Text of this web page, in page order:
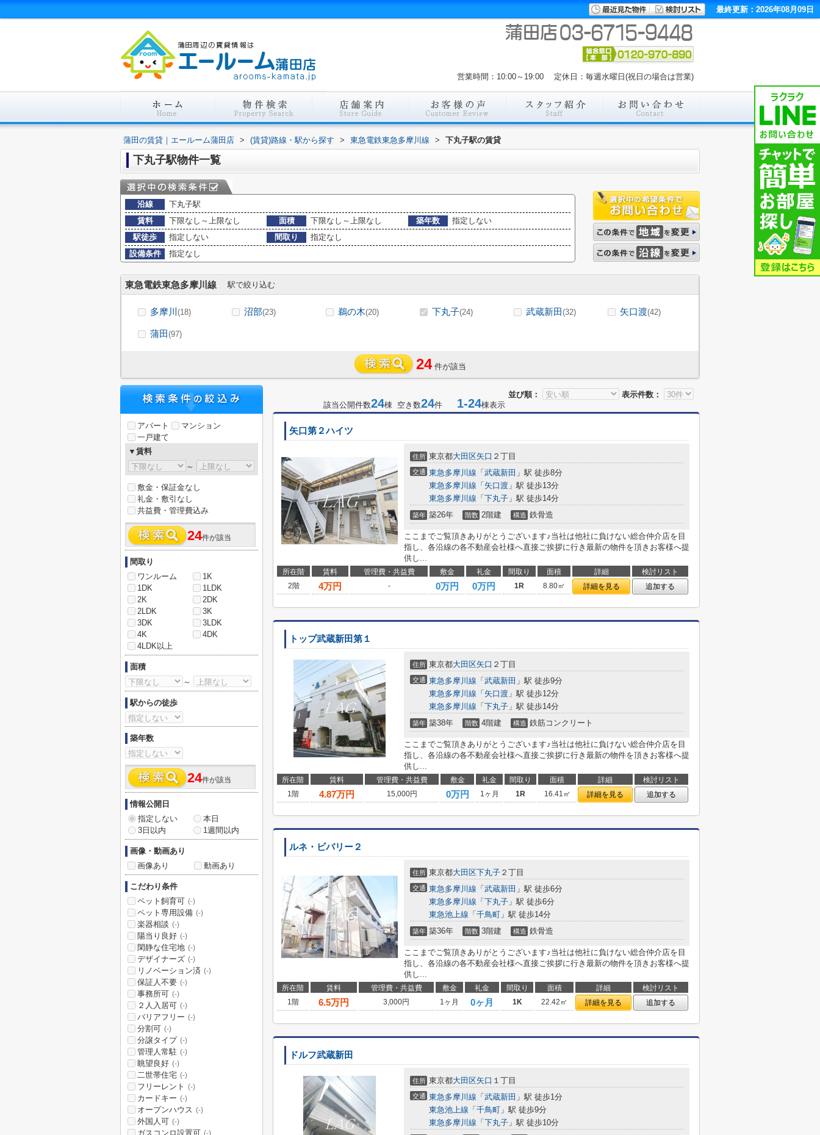
最終更新：2026年08月09日
営業時間：10:00～19:00 定休日：毎週水曜日(祝日の場合は営業)
蒲田の賃貸｜エールーム蒲田店 > (賃貸)路線・駅から探す > 東急電鉄東急多摩川線 > 下丸子駅の賃貸
下丸子駅物件一覧
沿線
下丸子駅
賃料
下限なし～上限なし 面積 下限なし～上限なし 築年数
指定しない
駅徒歩
指定しない 間取り
指定なし
設備条件
指定なし
東急電鉄東急多摩川線 駅で絞り込む
多摩川 (18) 沼部(23) 鵜の木(20) 下丸子(24) 武蔵新田(32) 矢口渡(42)
蒲田(97)
24 件が該当
並び順：
表示件数：
該当公開件数24棟 空き数24件 1-24棟表示
矢口第２ハイツ
住所 東京都大田区矢口 ２丁目
交通 東急多摩川線 「 武蔵新田 」駅 徒歩8分
東急多摩川線 「 矢口渡 」駅 徒歩13分
東急多摩川線 「 下丸子 」駅 徒歩14分
築年 築26年 階数 2階建 構造 鉄骨造
ここまでご覧頂きありがとうございます♪当社は他社に負けない総合仲介店を目
指し、各沿線の各不動産会社様へ直接ご挨拶に行き最新の物件を頂きお客様へ提
供し...
所在階 賃料 管理費・共益費 敷金 礼金 間取り 面積 詳細
検討リスト
2階
4万円 - 0万円 0万円 1R 8.80㎡ 詳細を見る 追加する
トップ武蔵新田第１
住所 東京都大田区矢口 ２丁目
交通 東急多摩川線 「 武蔵新田 」駅 徒歩9分
東急多摩川線 「 矢口渡 」駅 徒歩12分
東急多摩川線 「 下丸子 」駅 徒歩14分
築年 築38年 階数 4階建 構造 鉄筋コンクリート
ここまでご覧頂きありがとうございます♪当社は他社に負けない総合仲介店を目
指し、各沿線の各不動産会社様へ直接ご挨拶に行き最新の物件を頂きお客様へ提
供し...
所在階 賃料 管理費・共益費 敷金 礼金 間取り 面積 詳細
検討リスト
1階
4.87万円 15,000円 0万円 1ヶ月 1R 16.41㎡ 詳細を見る 追加する
ルネ・ビバリー２
住所 東京都大田区下丸子 ２丁目
交通 東急多摩川線 「 武蔵新田 」駅 徒歩6分
東急多摩川線 「 下丸子 」駅 徒歩6分
東急池上線 「 千鳥町 」駅 徒歩14分
築年 築36年 階数 3階建 構造 鉄骨造
ここまでご覧頂きありがとうございます♪当社は他社に負けない総合仲介店を目
指し、各沿線の各不動産会社様へ直接ご挨拶に行き最新の物件を頂きお客様へ提
供し...
所在階 賃料 管理費・共益費 敷金 礼金 間取り 面積 詳細
検討リスト
1階
6.5万円 3,000円 1ヶ月 0ヶ月 1K 22.42㎡ 詳細を見る 追加する
ドルフ武蔵新田
住所 東京都大田区矢口 １丁目
交通 東急多摩川線 「 武蔵新田 」駅 徒歩1分
東急池上線 「 千鳥町 」駅 徒歩9分
東急多摩川線 「 下丸子 」駅 徒歩10分
アパート
マンション
一戸建て
▼賃料
～
敷金・保証金なし
礼金・敷引なし
共益費・管理費込み
24件が該当
間取り
ワンルーム
1K
1DK
1LDK
2K
2DK
2LDK
3K
3DK
3LDK
4K
4DK
4LDK以上
面積
～
駅からの徒歩
築年数
24件が該当
情報公開日
指定しない
本日
3日以内
1週間以内
画像・動画あり
画像あり
動画あり
こだわり条件
ペット飼育可 (-)
ペット専用設備 (-)
楽器相談 (-)
陽当り良好 (-)
閑静な住宅地 (-)
デザイナーズ (-)
リノベーション済 (-)
保証人不要 (-)
事務所可 (-)
２人入居可 (-)
バリアフリー (-)
分割可 (-)
分譲タイプ (-)
管理人常駐 (-)
眺望良好 (-)
二世帯住宅 (-)
フリーレント (-)
カードキー (-)
オープンハウス (-)
外国人可 (-)
ガスコンロ設置可 (-)